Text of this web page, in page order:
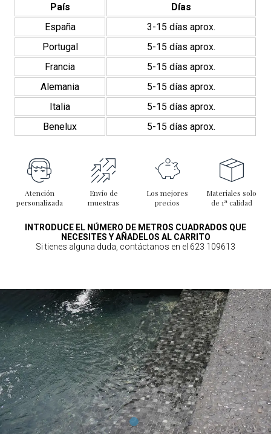
País
Días
España
3-15 días aprox.
Portugal
5-15 días aprox.
Francia
5-15 días aprox.
Alemania
5-15 días aprox.
Italia
5-15 días aprox.
Benelux
5-15 días aprox.
Atención
personalizada
Envío de
muestras
Los mejores
precios
Materiales solo
de 1ª calidad
INTRODUCE EL NÚMERO DE METROS CUADRADOS QUE
NECESITES Y AÑADELOS AL CARRITO
Si tienes alguna duda, contáctanos en el 623 109613